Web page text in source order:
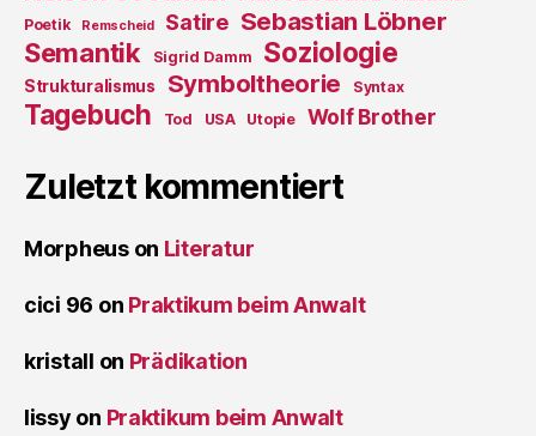
Poetik
Remscheid Satire Sebastian Löbner
Semantik Sigrid Damm Soziologie
Strukturalismus Symboltheorie Syntax
Tagebuch Tod USA Utopie Wolf Brother
Zuletzt kommentiert
Morpheuson Literatur
cici 96 on Praktikum beim Anwalt
kristall on Prädikation
lissy on Praktikum beim Anwalt